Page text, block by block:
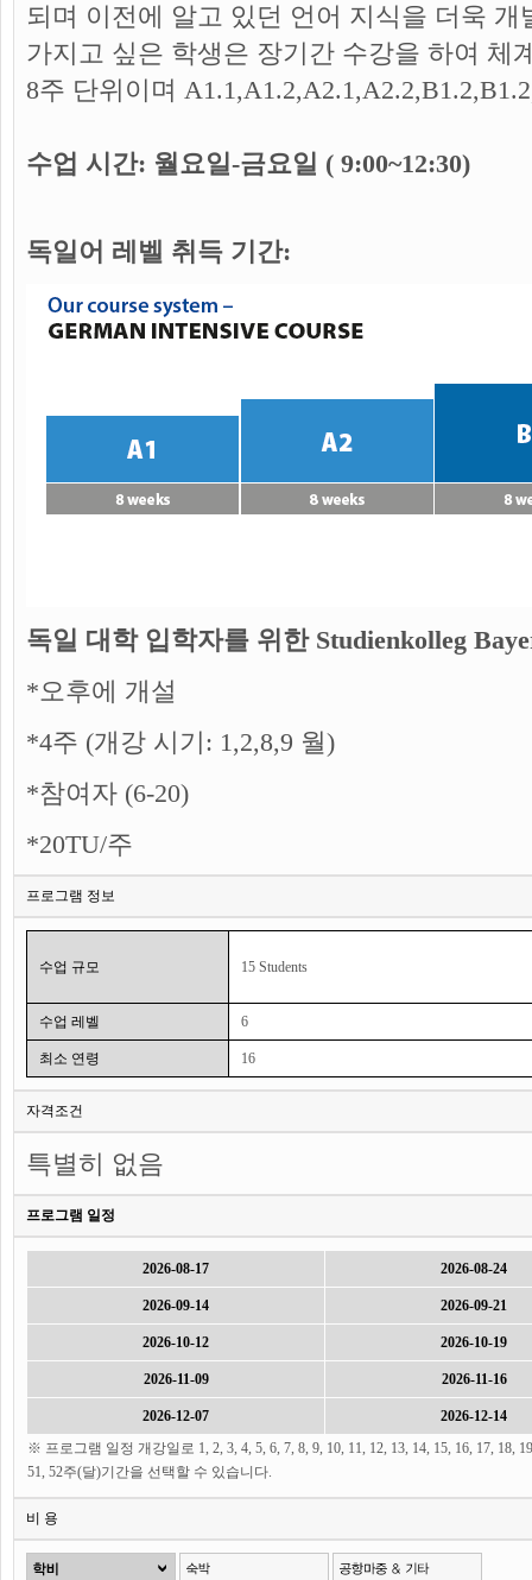
되며 이전에 알고 있던 언어 지식을 더욱
가지고 싶은 학생은 장기간 수강을 하여 체
8주 단위이며
수업 시간: 월요일-금요일 ( 9:00~12:30)
독일어 레벨 취득 기간:
독일 대학 입학자를 위한 Studienkolleg
*오후에 개설
*4주 (개강 시기: 1,2,8,9 월)
*참여자 (6-20)
*20TU/주
프로그램 정보
수업 규모 15 Students
수업 레벨 6
최소 연령 16
자격조건
특별히 없음
프로그램 일정
2026-08-17 2026-08-24
2026-09-14 2026-09-21
2026-10-12 2026-10-19
2026-11-09 2026-11-16
2026-12-07
2026-12-14
※ 프로그램 일정 개강일로 1, 2, 3, 4, 5, 6, 7, 8, 9, 10, 11, 12, 13, 14, 15, 16, 17, 18,
51, 52주(달)기간을 선택할 수 있습니다.
비 용